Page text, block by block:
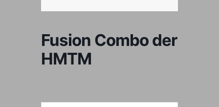
Fusion Combo der
HMTM